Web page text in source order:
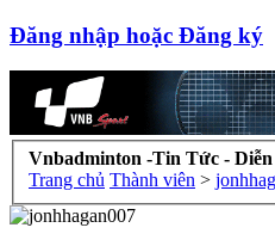
Đăng nhập hoặc Đăng ký
Vnbadminton -Tin Tức -
Trang chủ Thành viên >